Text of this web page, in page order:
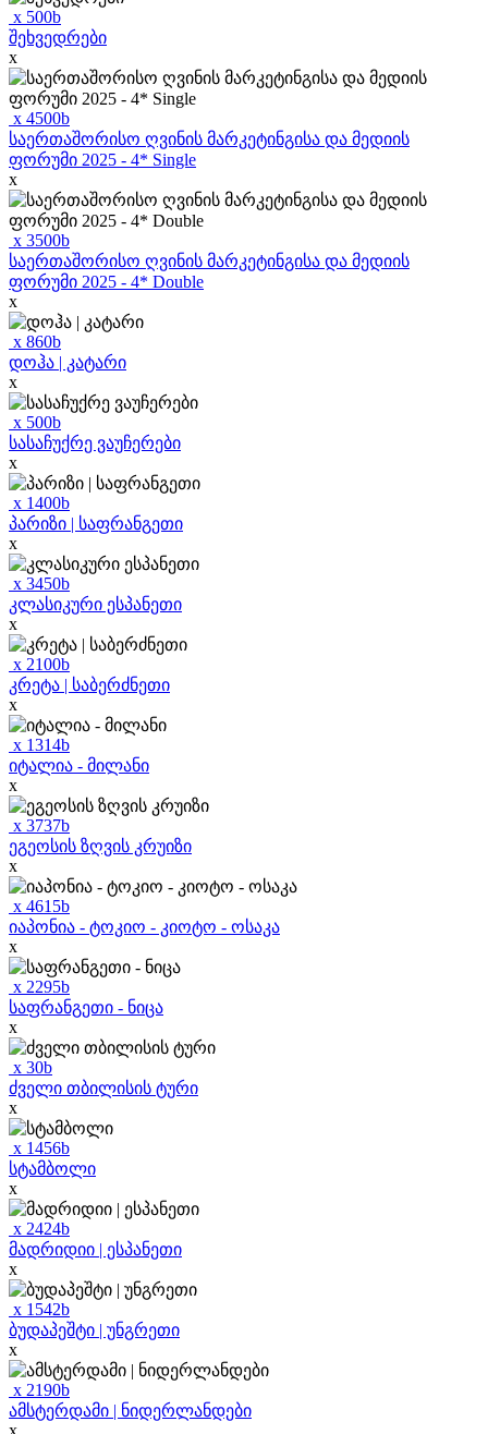
x 500b
შეხვედრები
x
x 4500b
საერთაშორისო ღვინის მარკეტინგისა და მედიის
ფორუმი 2025 - 4* Single
x
x 3500b
საერთაშორისო ღვინის მარკეტინგისა და მედიის
ფორუმი 2025 - 4* Double
x
x 860b
დოჰა | კატარი
x
x 500b
სასაჩუქრე ვაუჩერები
x
x 1400b
პარიზი | საფრანგეთი
x
x 3450b
კლასიკური ესპანეთი
x
x 2100b
კრეტა | საბერძნეთი
x
x 1314b
იტალია - მილანი
x
x 3737b
ეგეოსის ზღვის კრუიზი
x
x 4615b
იაპონია - ტოკიო - კიოტო - ოსაკა
x
x 2295b
საფრანგეთი - ნიცა
x
x 30b
ძველი თბილისის ტური
x
x 1456b
სტამბოლი
x
x 2424b
მადრიდიი | ესპანეთი
x
x 1542b
ბუდაპეშტი | უნგრეთი
x
x 2190b
ამსტერდამი | ნიდერლანდები
x